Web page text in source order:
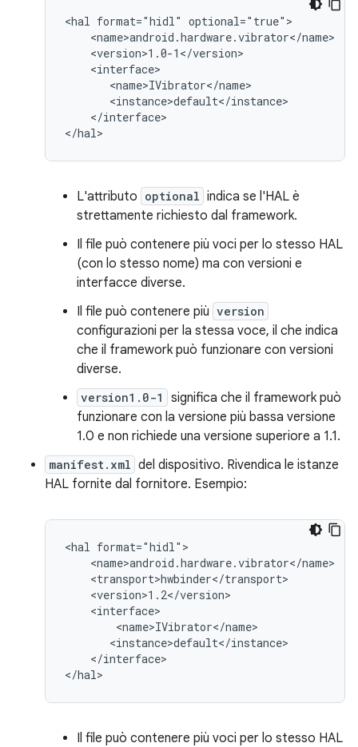
<hal format="hidl" optional="true">
    <name>android.hardware.vibrator</name>
    <version>1.0-1</version>
    <interface>
       <name>IVibrator</name>
       <instance>default</instance>
    </interface>
</hal>
L'attributo optional indica se l'HAL è
strettamente richiesto dal framework.
Il file può contenere più voci per lo stesso HAL
(con lo stesso nome) ma con versioni e
interfacce diverse.
Il file può contenere più version
configurazioni per la stessa voce, il che indica
che il framework può funzionare con versioni
diverse.
version1.0-1
significa che il framework può
funzionare con la versione più bassa versione
1.0 e non richiede una versione superiore a 1.1.
manifest.xml del dispositivo. Rivendica le istanze
HAL fornite dal fornitore. Esempio:
<hal format="hidl">
    <name>android.hardware.vibrator</name>
    <transport>hwbinder</transport>
    <version>1.2</version>
    <interface>
        <name>IVibrator</name>
       <instance>default</instance>
    </interface>
</hal>
Il file può contenere più voci per lo stesso HAL